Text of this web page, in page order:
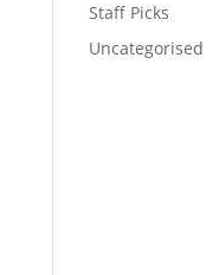
Staff Picks
Uncategorised